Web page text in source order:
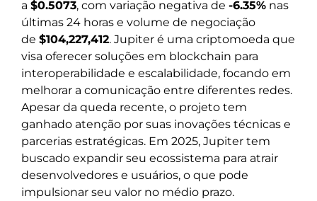
a $0.5073, com variação negativa de -6.35% nas
últimas 24 horas e volume de negociação
de $104,227,412. Jupiter é uma criptomoeda que
visa oferecer soluções em blockchain para
interoperabilidade e escalabilidade, focando em
melhorar a comunicação entre diferentes redes.
Apesar da queda recente, o projeto tem
ganhado atenção por suas inovações técnicas e
parcerias estratégicas. Em 2025, Jupiter tem
buscado expandir seu ecossistema para atrair
desenvolvedores e usuários, o que pode
impulsionar seu valor no médio prazo.